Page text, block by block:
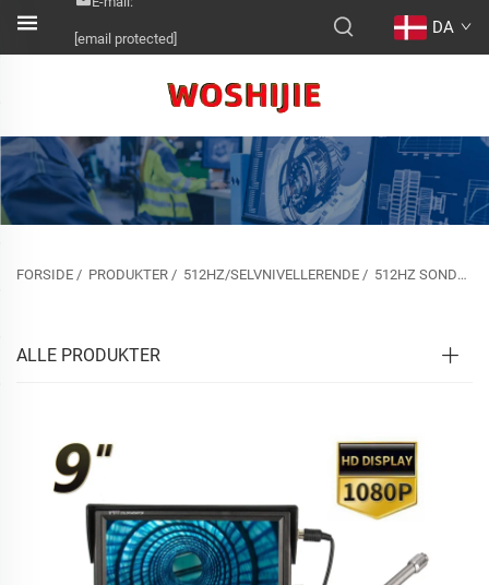
[email protected]
DA
FORSIDE / PRODUKTER / 512HZ/SELVNIVELLERENDE / 512HZ SONDE&SELVNIVELLERENDE
ALLE PRODUKTER